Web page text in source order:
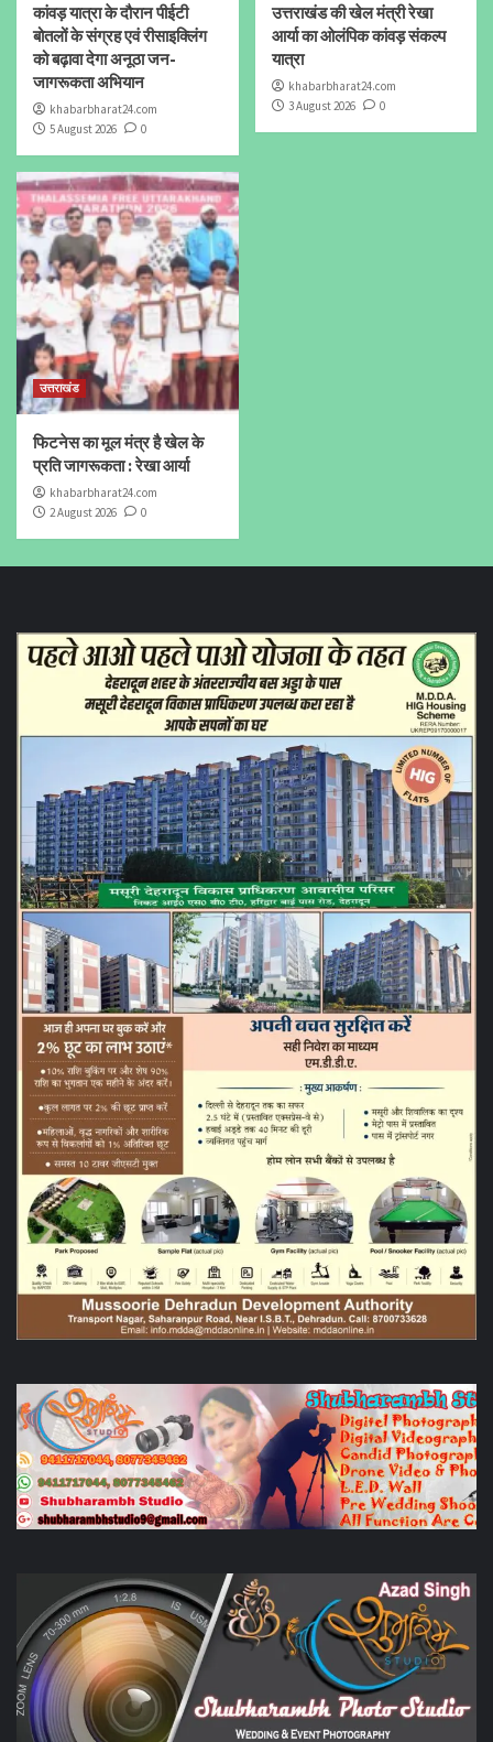
कांवड़ यात्रा के दौरान पीईटी
बोतलों के संग्रह एवं रीसाइक्लिंग
को बढ़ावा देगा अनूठा जन-
जागरूकता अभियान
khabarbharat24.com
5 August 2026
0
उत्तराखंड की खेल मंत्री रेखा
आर्या का ओलंपिक कांवड़ संकल्प
यात्रा
khabarbharat24.com
3 August 2026
0
उत्तराखंड
फिटनेस का मूल मंत्र है खेल के
प्रति जागरूकता : रेखा आर्या
khabarbharat24.com
2 August 2026
0